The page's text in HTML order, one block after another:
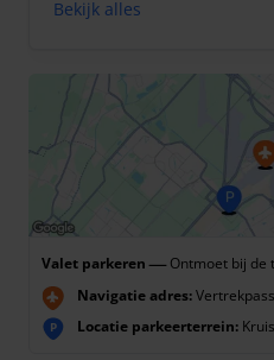
Bekijk alles
Valet parkeren — Ontmoet bij de
Navigatie adres:
P Locatie parkeerterrein: